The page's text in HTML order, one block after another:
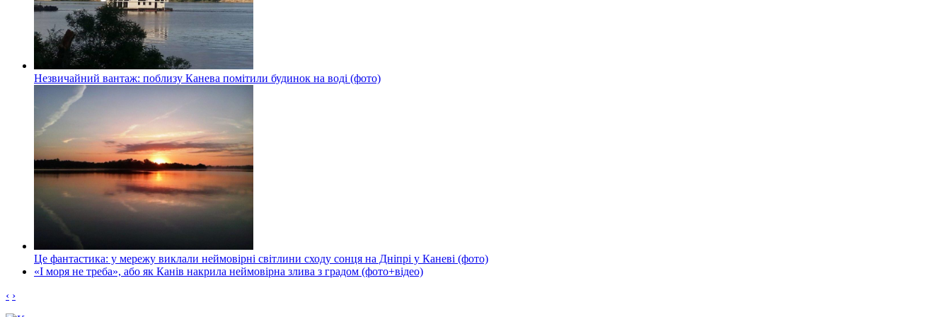
Незвичайний вантаж: поблизу Канева помітили будинок на воді (фото)
Це фантастика: у мережу виклали неймовірні світлини сходу сонця на Дніпрі у Каневі (фото)
«І моря не треба», або як Канів накрила неймовірна злива з градом (фото+відео)
‹ ›